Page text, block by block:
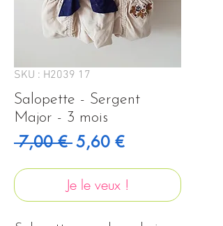
SKU : H2039 17
Salopette - Sergent
Major - 3 mois
7,00 € Prix original
5,60 €Prix
Je le veux !